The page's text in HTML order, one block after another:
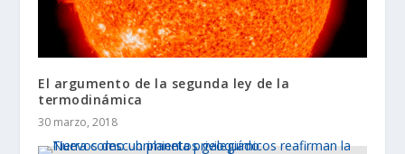
El argumento de la segunda ley de la
termodinámica
30 marzo, 2018